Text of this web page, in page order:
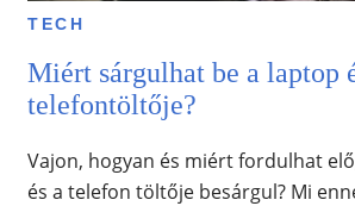
TECH
Miért sárgulhat be a laptop
telefontöltője?
Vajon, hogyan és miért fordulhat
és a telefon töltője besárgul? Mi